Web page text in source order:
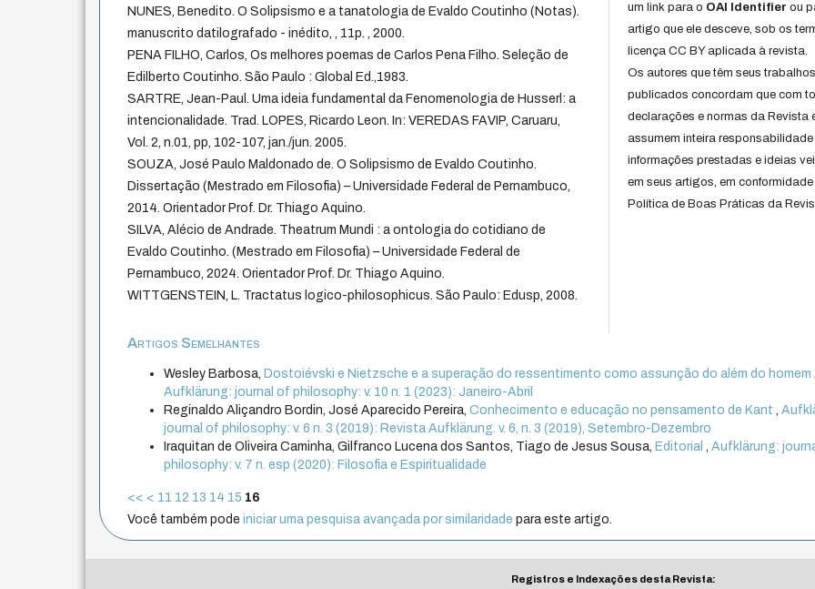
NUNES, Benedito. O Solipsismo e a tanatologia de Evaldo Coutinho (Notas).
manuscrito datilografado - inédito, , 11p. , 2000.
PENA FILHO, Carlos, Os melhores poemas de Carlos Pena Filho. Seleção de
Edilberto Coutinho. São Paulo : Global Ed.,1983.
SARTRE, Jean-Paul. Uma ideia fundamental da Fenomenologia de Husserl: a
intencionalidade. Trad. LOPES, Ricardo Leon. In: VEREDAS FAVIP, Caruaru,
Vol. 2, n.01, pp, 102-107, jan./jun. 2005.
SOUZA, José Paulo Maldonado de. O Solipsismo de Evaldo Coutinho.
Dissertação (Mestrado em Filosofia) – Universidade Federal de Pernambuco,
2014. Orientador Prof. Dr. Thiago Aquino.
SILVA, Alécio de Andrade. Theatrum Mundi : a ontologia do cotidiano de
Evaldo Coutinho. (Mestrado em Filosofia) – Universidade Federal de
Pernambuco, 2024. Orientador Prof. Dr. Thiago Aquino.
WITTGENSTEIN, L. Tractatus logico-philosophicus. São Paulo: Edusp, 2008.
um link para o OAI Identifier ou
artigo que ele desceve, sob os
licença CC BY aplicada à revista.
Os autores que têm seus trabalhos
publicados concordam que com
declarações e normas da Revista
assumem inteira responsabilidade
informações prestadas e ideias
em seus artigos, em
Política de Boas Práticas da
Artigos Semelhantes
Wesley Barbosa, Dostoiévski e Nietzsche e a superação do ressentimento como assunção do além do homem,
Aufklärung: journal of philosophy: v. 10 n. 1 (2023): Janeiro-Abril
Reginaldo Aliçandro Bordin, José Aparecido Pereira,Conhecimento e educação no pensamento de Kant,
journal of philosophy: v. 6 n. 3 (2019): Revista Aufklärung. v. 6, n. 3 (2019), Setembro-Dezembro
Iraquitan de Oliveira Caminha, Gilfranco Lucena dos Santos, Tiago de Jesus Sousa, Editorial,Aufklärung:
philosophy: v. 7 n. esp (2020): Filosofia e Espiritualidade
<< < 11 12 13 14 15 16
Você também podeiniciar uma pesquisa avançada por similaridade para este artigo.
Registros e Indexações desta Revista: